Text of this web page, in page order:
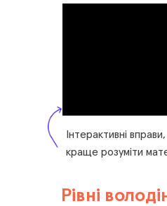
Рівні
Інтерактивні
краще розуміти